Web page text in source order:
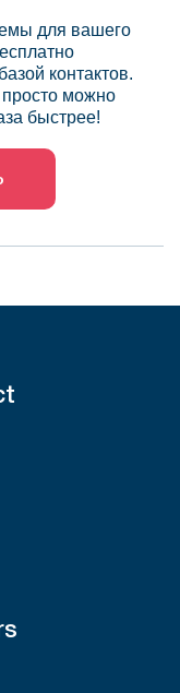
для вашего
контактов.
просто можно
быстрее!